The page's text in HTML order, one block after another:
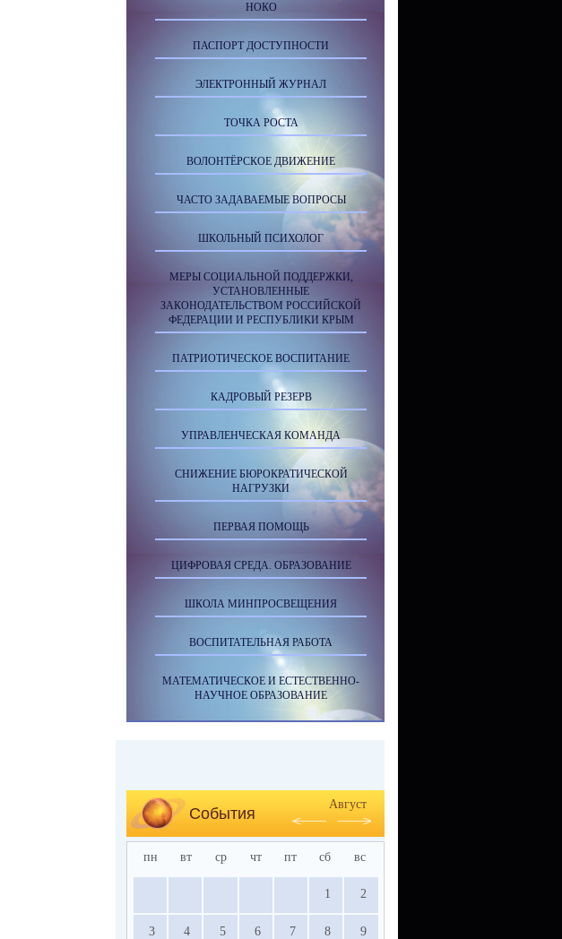
НОКО
ПАСПОРТ ДОСТУПНОСТИ
ЭЛЕКТРОННЫЙ ЖУРНАЛ
ТОЧКА РОСТА
ВОЛОНТЁРСКОЕ ДВИЖЕНИЕ
ЧАСТО ЗАДАВАЕМЫЕ ВОПРОСЫ
ШКОЛЬНЫЙ ПСИХОЛОГ
МЕРЫ СОЦИАЛЬНОЙ ПОДДЕРЖКИ,
УСТАНОВЛЕННЫЕ
ЗАКОНОДАТЕЛЬСТВОМ РОССИЙСКОЙ
ФЕДЕРАЦИИ И РЕСПУБЛИКИ КРЫМ
ПАТРИОТИЧЕСКОЕ ВОСПИТАНИЕ
КАДРОВЫЙ РЕЗЕРВ
УПРАВЛЕНЧЕСКАЯ КОМАНДА
СНИЖЕНИЕ БЮРОКРАТИЧЕСКОЙ
НАГРУЗКИ
ПЕРВАЯ ПОМОЩЬ
ЦИФРОВАЯ СРЕДА. ОБРАЗОВАНИЕ
ШКОЛА МИНПРОСВЕЩЕНИЯ
ВОСПИТАТЕЛЬНАЯ РАБОТА
МАТЕМАТИЧЕСКОЕ И ЕСТЕСТВЕННО-
НАУЧНОЕ ОБРАЗОВАНИЕ
События
Август
пн вт ср чт пт сб вс
1 2
3 4 5 6 7 8 9